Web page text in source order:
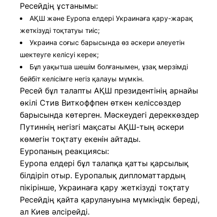
Ресейдің ұстанымы:
АҚШ және Еуропа елдері Украинаға қару-жарақ
жеткізуді тоқтатуы тиіс;
Украина соғыс барысында өз әскери әлеуетін
шектеуге келісуі керек;
Бұл уақытша шешім болғанымен, ұзақ мерзімді
бейбіт келісімге негіз қалауы мүмкін.
Ресей бұл талапты АҚШ президентінің арнайы
өкілі Стив Виткоффпен өткен келіссөздер
барысында көтерген. Мәскеудегі дереккөздер
Путиннің негізгі мақсаты АҚШ-тың әскери
көмегін тоқтату екенін айтады.
Еуропаның реакциясы:
Еуропа елдері бұл талапқа қатты қарсылық
білдіріп отыр. Еуропалық дипломаттардың
пікірінше, Украинаға қару жеткізуді тоқтату
Ресейдің қайта қарулануына мүмкіндік береді,
ал Киев әлсірейді.